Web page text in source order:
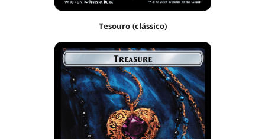
Tesouro (clássico)